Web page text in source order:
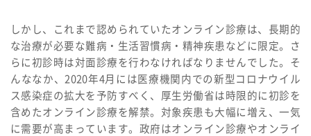
しかし、これまで認められていたオンライン診療は、長期的
な治療が必要な難病・生活習慣病・精神疾患などに限定。さ
らに初診時は対面診療を行わなければなりませんでした。そ
んななか、2020年4月には医療機関内での新型コロナウイル
ス感染症の拡大を予防すべく、厚生労働省は時限的に初診を
含めたオンライン診療を解禁。対象疾患も大幅に増え、一気
に需要が高まっています。政府はオンライン診療やオンライ